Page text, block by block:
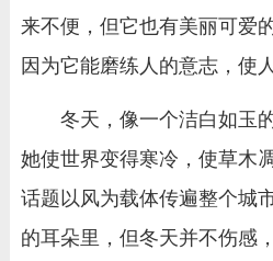
来不便，但它也有美丽可爱
因为它能磨练人的意志，使
冬天，像一个洁白如玉
她使世界变得寒冷，使草木
话题以风为载体传遍整个城
的耳朵里，但冬天并不伤感